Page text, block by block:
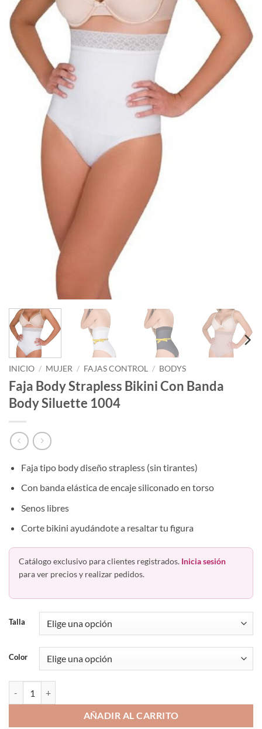
INICIO / MUJER / FAJAS CONTROL / BODYS
Faja Body Strapless Bikini Con Banda
Body Siluette 1004
Faja tipo body diseño strapless (sin tirantes)
Con banda elástica de encaje siliconado en torso
Senos libres
Corte bikini ayudándote a resaltar tu figura
Catálogo exclusivo para clientes registrados. Inicia sesión
para ver precios y realizar pedidos.
Talla
Color
AÑADIR AL CARRITO